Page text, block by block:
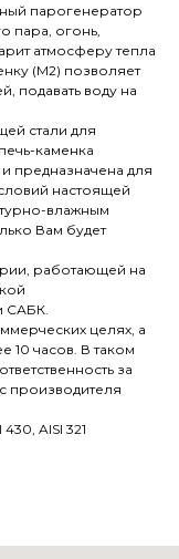
парогенератор
пара, огонь,
атмосферу тепла
(М2) позволяет
подавать воду на
стали для
каменка
предназначена для
настоящей
влажным
Вам будет
работающей на
САБК.
целях, а
10 часов. В таком
за
производителя
AISI 321